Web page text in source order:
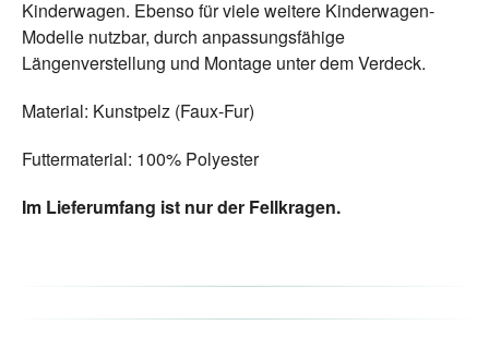
Kinderwagen. Ebenso für viele weitere Kinderwagen-
Modelle nutzbar, durch anpassungsfähige
Längenverstellung und Montage unter dem Verdeck.
Material: Kunstpelz (Faux-Fur)
Futtermaterial: 100% Polyester
Im Lieferumfang ist nur der Fellkragen.